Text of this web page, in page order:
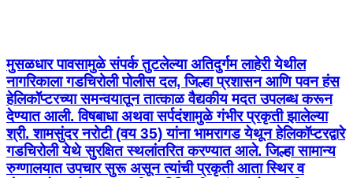
मुसळधार पावसामुळे संपर्क तुटलेल्या अतिदुर्गम लाहेरी येथील
नागरिकाला गडचिरोली पोलीस दल, जिल्हा प्रशासन आणि पवन हंस
हेलिकॉप्टरच्या समन्वयातून तात्काळ वैद्यकीय मदत उपलब्ध करून
देण्यात आली. विषबाधा अथवा सर्पदंशामुळे गंभीर प्रकृती झालेल्या
श्री. शामसुंदर नरोटी (वय 35) यांना भामरागड येथून हेलिकॉप्टरद्वारे
गडचिरोली येथे सुरक्षित स्थलांतरित करण्यात आले. जिल्हा सामान्य
रुग्णालयात उपचार सुरू असून त्यांची प्रकृती आता स्थिर व